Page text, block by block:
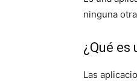
ninguna
¿Qué
Las